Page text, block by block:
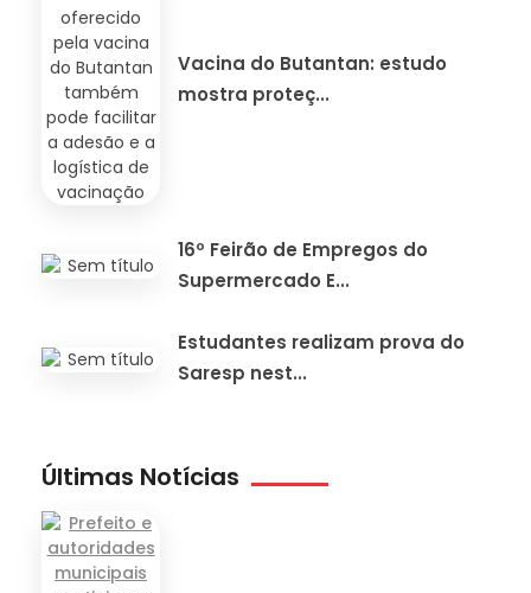
Vacina do Butantan: estudo
mostra proteç...
16º Feirão de Empregos do
Supermercado E...
Estudantes realizam prova do
Saresp nest...
Últimas Notícias